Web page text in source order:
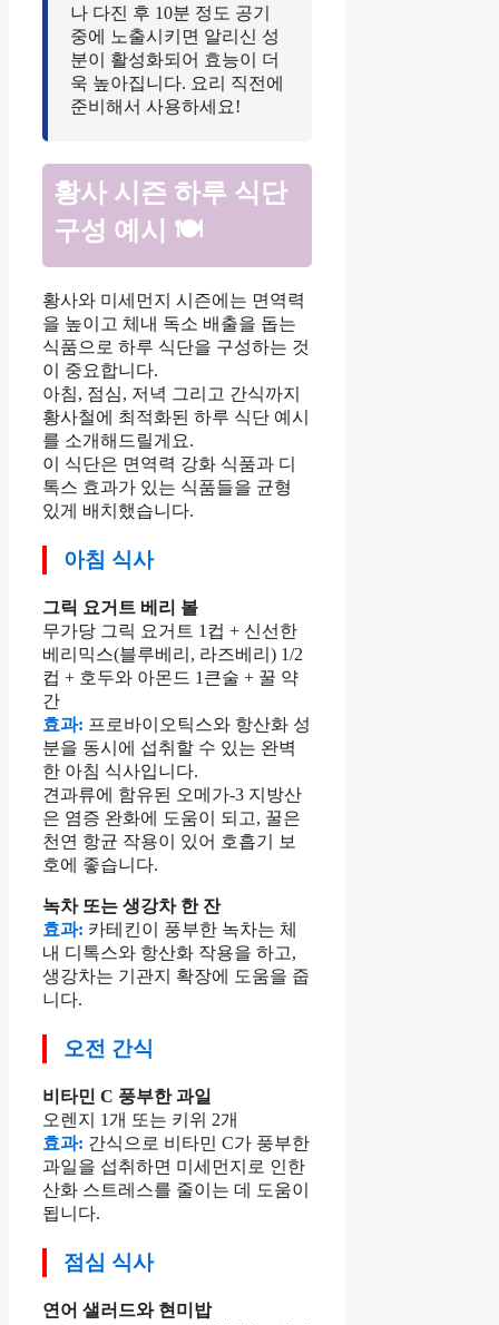
나 다진 후 10분 정도 공기
중에 노출시키면 알리신 성
분이 활성화되어 효능이 더
욱 높아집니다. 요리 직전에
준비해서 사용하세요!
황사 시즌 하루 식단
구성 예시 🍽️
황사와 미세먼지 시즌에는 면역력
을 높이고 체내 독소 배출을 돕는
식품으로 하루 식단을 구성하는 것
이 중요합니다.
아침, 점심, 저녁 그리고 간식까지
황사철에 최적화된 하루 식단 예시
를 소개해드릴게요.
이 식단은 면역력 강화 식품과 디
톡스 효과가 있는 식품들을 균형
있게 배치했습니다.
아침 식사
그릭 요거트 베리 볼
무가당 그릭 요거트 1컵 + 신선한
베리믹스(블루베리, 라즈베리) 1/2
컵 + 호두와 아몬드 1큰술 + 꿀 약
간
효과: 프로바이오틱스와 항산화 성
분을 동시에 섭취할 수 있는 완벽
한 아침 식사입니다.
견과류에 함유된 오메가-3 지방산
은 염증 완화에 도움이 되고, 꿀은
천연 항균 작용이 있어 호흡기 보
호에 좋습니다.
녹차 또는 생강차 한 잔
효과: 카테킨이 풍부한 녹차는 체
내 디톡스와 항산화 작용을 하고,
생강차는 기관지 확장에 도움을 줍
니다.
오전 간식
비타민 C 풍부한 과일
오렌지 1개 또는 키위 2개
효과: 간식으로 비타민 C가 풍부한
과일을 섭취하면 미세먼지로 인한
산화 스트레스를 줄이는 데 도움이
됩니다.
점심 식사
연어 샐러드와 현미밥